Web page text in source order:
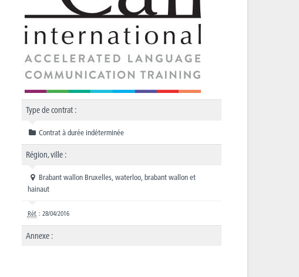
Type de contrat :
Contrat à durée indéterminée
Région, ville :
Brabant wallon Bruxelles, waterloo, brabant wallon et
hainaut
Réf. : 28/04/2016
Annexe :